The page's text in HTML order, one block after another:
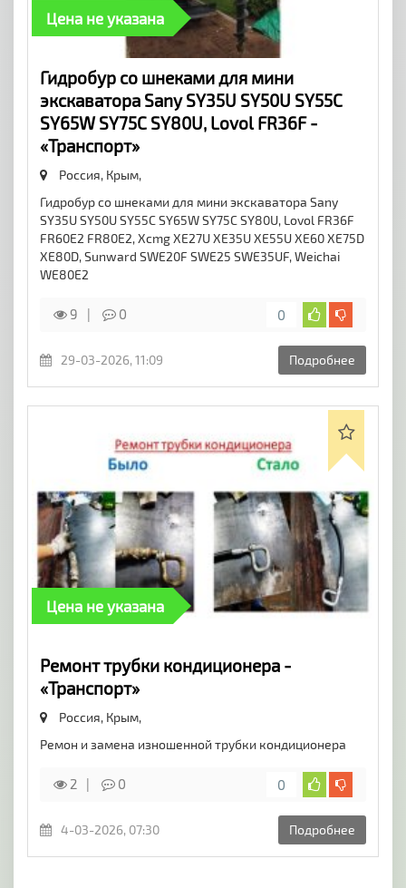
Цена не указана
​Гидробур со шнеками для мини
экскаватора Sany SY35U SY50U SY55C
SY65W SY75C SY80U, Lovol FR36F -
«Транспорт»
Россия, Крым,
Гидробур со шнеками для мини экскаватора Sany
SY35U SY50U SY55C SY65W SY75C SY80U, Lovol FR36F
FR60E2 FR80E2, Xcmg XE27U XE35U XE55U XE60 XE75D
XE80D, Sunward SWE20F SWE25 SWE35UF, Weichai
WE80E2
9 0 0
29-03-2026, 11:09 Подробнее
Цена не указана
Ремонт трубки кондиционера -
«Транспорт»
Россия, Крым,
Ремон и замена изношенной трубки кондиционера
2 0 0
4-03-2026, 07:30 Подробнее